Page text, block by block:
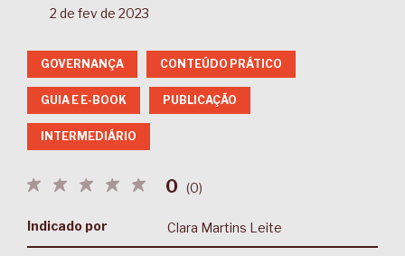
2 de fev de 2023
GOVERNANÇA CONTEÚDO PRÁTICO
GUIA E E-BOOK PUBLICAÇÃO
INTERMEDIÁRIO
0 (0)
Indicado por Clara Martins Leite